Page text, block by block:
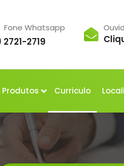
Fone Whatsapp
2721-2719
Produtos Curriculo